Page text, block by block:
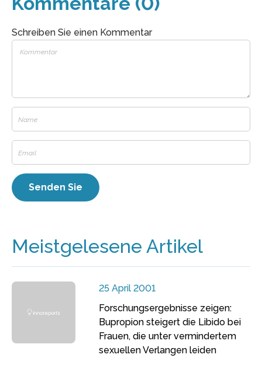
Schreiben Sie einen Kommentar
Meistgelesene Artikel
25 April 2001
Forschungsergebnisse zeigen:
Bupropion steigert die Libido bei
Frauen, die unter vermindertem
sexuellen Verlangen leiden